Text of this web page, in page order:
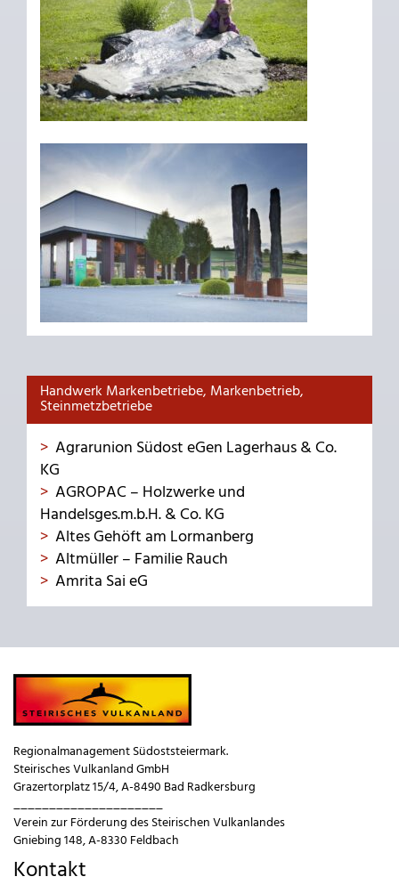
Handwerk Markenbetriebe, Markenbetrieb,
Steinmetzbetriebe
Agrarunion Südost eGen Lagerhaus & Co.
KG
AGROPAC – Holzwerke und
Handelsges.m.b.H. & Co. KG
Altes Gehöft am Lormanberg
Altmüller – Familie Rauch
Amrita Sai eG
Regionalmanagement Südoststeiermark.
Steirisches Vulkanland GmbH
Grazertorplatz 15/4, A-8490 Bad Radkersburg
_____________________
Verein zur Förderung des Steirischen Vulkanlandes
Gniebing 148, A-8330 Feldbach
Kontakt